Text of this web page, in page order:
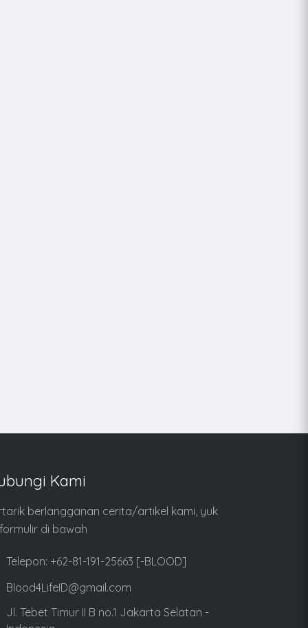
Kami
berlangganan cerita/artikel kami, yuk
di bawah
Telepon: +62-81-191-25663 [-BLOOD]
Blood4LifeID@gmail.com
Jl. Tebet Timur II B no.1 Jakarta Selatan -